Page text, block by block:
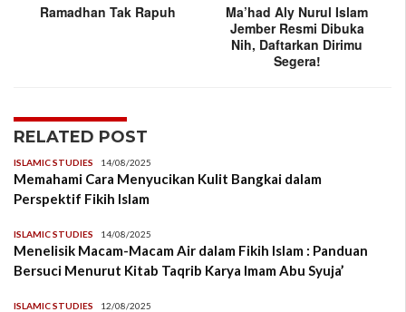
Ramadhan Tak Rapuh
Ma’had Aly Nurul Islam
Jember Resmi Dibuka
Nih, Daftarkan Dirimu
Segera!
RELATED POST
ISLAMIC STUDIES 14/08/2025
Memahami Cara Menyucikan Kulit Bangkai dalam
Perspektif Fikih Islam
ISLAMIC STUDIES 14/08/2025
Menelisik Macam-Macam Air dalam Fikih Islam : Panduan
Bersuci Menurut Kitab Taqrib Karya Imam Abu Syuja’
ISLAMIC STUDIES 12/08/2025